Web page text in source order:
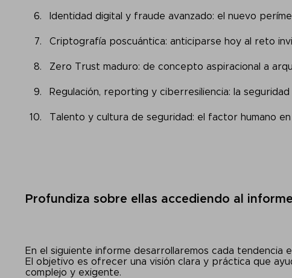
Identidad digital y fraude avanzado: el nuevo
Criptografía poscuántica: anticiparse hoy al reto
Zero Trust maduro: de concepto aspiracional a
Regulación, reporting y ciberresiliencia: la
Talento y cultura de seguridad: el factor humano
Profundiza sobre ellas accediendo al
En el siguiente informe desarrollaremos cada tendencia
El objetivo es ofrecer una visión clara y práctica que
complejo y exigente.